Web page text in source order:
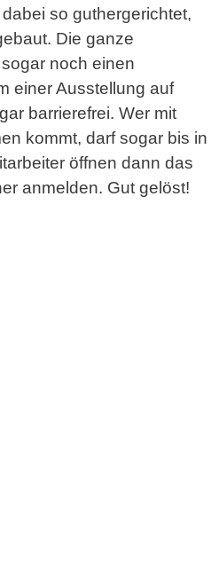
so guthergerichtet,
Die ganze
noch einen
einer Ausstellung auf
barrierefrei. Wer mit
kommt, darf sogar bis in
öffnen dann das
anmelden. Gut gelöst!